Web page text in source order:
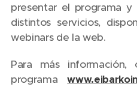
presentar el programa y
distintos servicios,
webinars de la web.
Para más
programa